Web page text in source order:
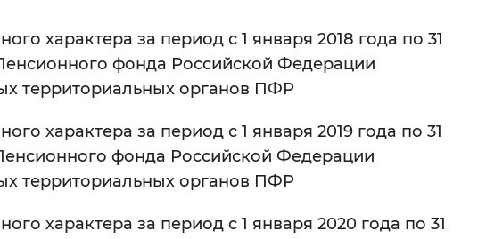
характера за период с 1 января 2018 года по 31
фонда Российской Федерации
территориальных органов ПФР
характера за период с 1 января 2019 года по 31
фонда Российской Федерации
территориальных органов ПФР
характера за период с 1 января 2020 года по 31